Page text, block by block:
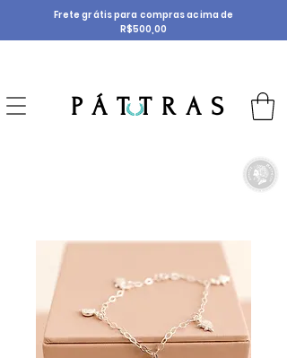
P Á T T R A S
Frete grátis para compras acima de
R$500,00